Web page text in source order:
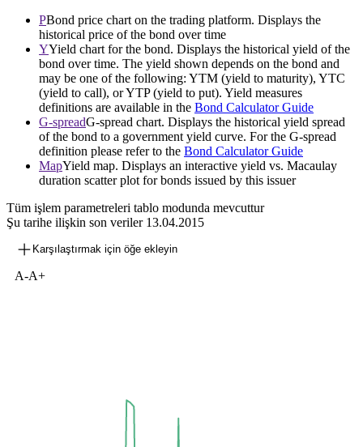
PBond price chart on the trading platform. Displays the
historical price of the bond over time
YYield chart for the bond. Displays the historical yield of the
bond over time. The yield shown depends on the bond and
may be one of the following: YTM (yield to maturity), YTC
(yield to call), or YTP (yield to put). Yield measures
definitions are available in the Bond Calculator Guide
G-spreadG-spread chart. Displays the historical yield spread
of the bond to a government yield curve. For the G-spread
definition please refer to the Bond Calculator Guide
MapYield map. Displays an interactive yield vs. Macaulay
duration scatter plot for bonds issued by this issuer
Tüm işlem parametreleri tablo modunda mevcuttur
Şu tarihe ilişkin son veriler 13.04.2015
Karşılaştırmak için öğe ekleyin